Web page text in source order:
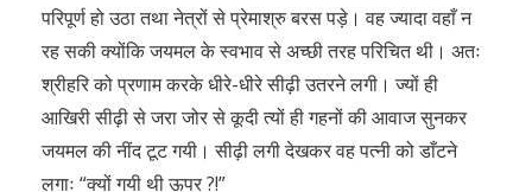
परिपूर्ण हो उठा तथा नेत्रों से प्रेमाश्रु बरस पड़े। वह ज्यादा वहाँ न
रह सकी क्योंकि जयमल के स्वभाव से अच्छी तरह परिचित थी। अतः
श्रीहरि को प्रणाम करके धीरे-धीरे सीढ़ी उतरने लगी। ज्यों ही
आखिरी सीढ़ी से जरा जोर से कूदी त्यों ही गहनों की आवाज सुनकर
जयमल की नींद टूट गयी। सीढ़ी लगी देखकर वह पत्नी को डाँटने
लगाः “क्यों गयी थी ऊपर ?!”